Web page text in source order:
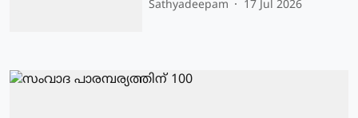
Sathyadeepam 17 Jul 2026